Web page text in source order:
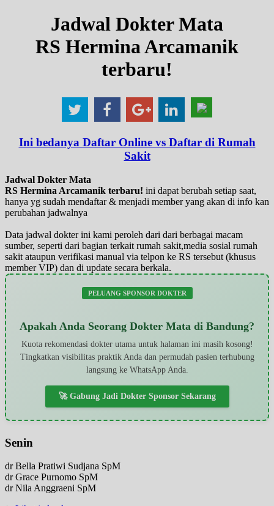
Jadwal Dokter Mata
RS Hermina Arcamanik
terbaru!
Ini bedanya Daftar Online vs Daftar di Rumah
Sakit
Jadwal Dokter Mata
RS Hermina Arcamanik terbaru! ini dapat berubah setiap saat,
hanya yg sudah mendaftar & menjadi member yang akan di info kan
perubahan jadwalnya
Data jadwal dokter ini kami peroleh dari dari berbagai macam
sumber, seperti dari bagian terkait rumah sakit,media sosial rumah
sakit ataupun verifikasi manual via telpon ke RS tersebut (khusus
member VIP) dan di update secara berkala.
PELUANG SPONSOR DOKTER
Apakah Anda Seorang Dokter Mata di Bandung?
Kuota rekomendasi dokter utama untuk halaman ini masih kosong!
Tingkatkan visibilitas praktik Anda dan permudah pasien terhubung
langsung ke WhatsApp Anda.
🚀 Gabung Jadi Dokter Sponsor Sekarang
Senin
dr Bella Pratiwi Sudjana SpM
dr Grace Purnomo SpM
dr Nila Anggraeni SpM